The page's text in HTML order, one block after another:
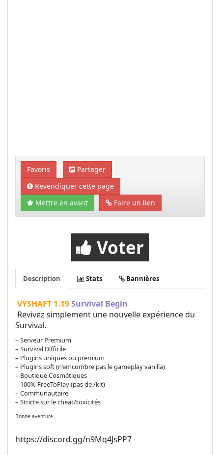
Favoris
Partager
Revendiquer cette page
Mettre en avant
Faire un lien
Voter
Description Stats Bannières
VYSHAFT 1.19Survival Begin
Revivez simplement une nouvelle expérience du
Survival.
– Serveur Premium
– Survival Difficile
– Plugins uniques ou premium
– Plugins soft (n’emcombre pas le gameplay vanilla)
– Boutique Cosmétiques
– 100% FreeToPlay (pas de /kit)
– Communautaire
– Stricte sur le cheat/toxicités
Bonne aventure…
https://discord.gg/n9Mq4JsPP7